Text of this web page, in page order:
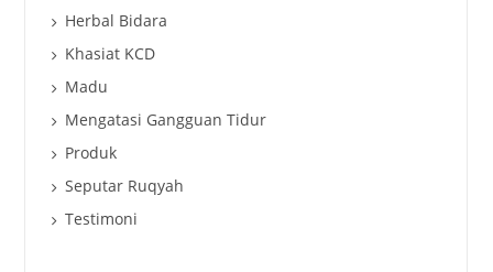
Herbal Bidara
Khasiat KCD
Madu
Mengatasi Gangguan Tidur
Produk
Seputar Ruqyah
Testimoni